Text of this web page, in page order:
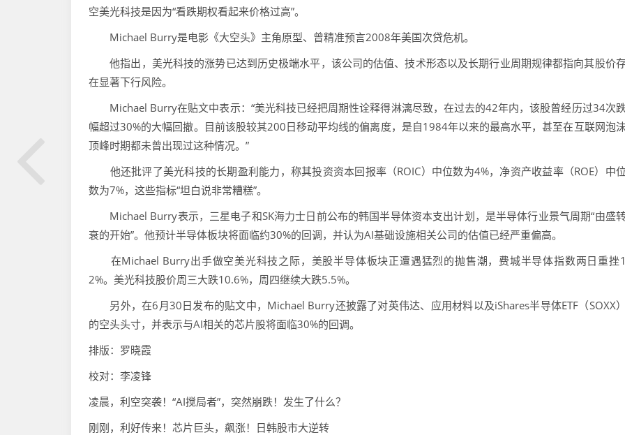
空美光科技是因为“看跌期权看起来价格过高”。
Michael Burry是电影《大空头》主角原型、曾精准预言2008年美国次贷危机。
他指出，美光科技的涨势已达到历史极端水平，该公司的估值、技术形态以及长期行业周期规律都指向其股价
在显著下行风险。
Michael Burry在贴文中表示：“美光科技已经把周期性诠释得淋漓尽致，在过去的42年内，该股曾经历过34次
幅超过30%的大幅回撤。目前该股较其200日移动平均线的偏离度，是自1984年以来的最高水平，甚至在互联网泡
顶峰时期都未曾出现过这种情况。”
他还批评了美光科技的长期盈利能力，称其投资资本回报率（ROIC）中位数为4%，净资产收益率（ROE）中
数为7%，这些指标“坦白说非常糟糕”。
Michael Burry表示，三星电子和SK海力士日前公布的韩国半导体资本支出计划，是半导体行业景气周期“由盛
衰的开始”。他预计半导体板块将面临约30%的回调，并认为AI基础设施相关公司的估值已经严重偏高。
在Michael Burry出手做空美光科技之际，美股半导体板块正遭遇猛烈的抛售潮，费城半导体指数两日重挫
2%。美光科技股价周三大跌10.6%，周四继续大跌5.5%。
另外，在6月30日发布的贴文中，Michael Burry还披露了对英伟达、应用材料以及iShares半导体ETF（SOXX
的空头头寸，并表示与AI相关的芯片股将面临30%的回调。
排版：罗晓霞
校对：李凌锋
凌晨，利空突袭！“AI搅局者”，突然崩跌！发生了什么？
刚刚，利好传来！芯片巨头，飙涨！日韩股市大逆转